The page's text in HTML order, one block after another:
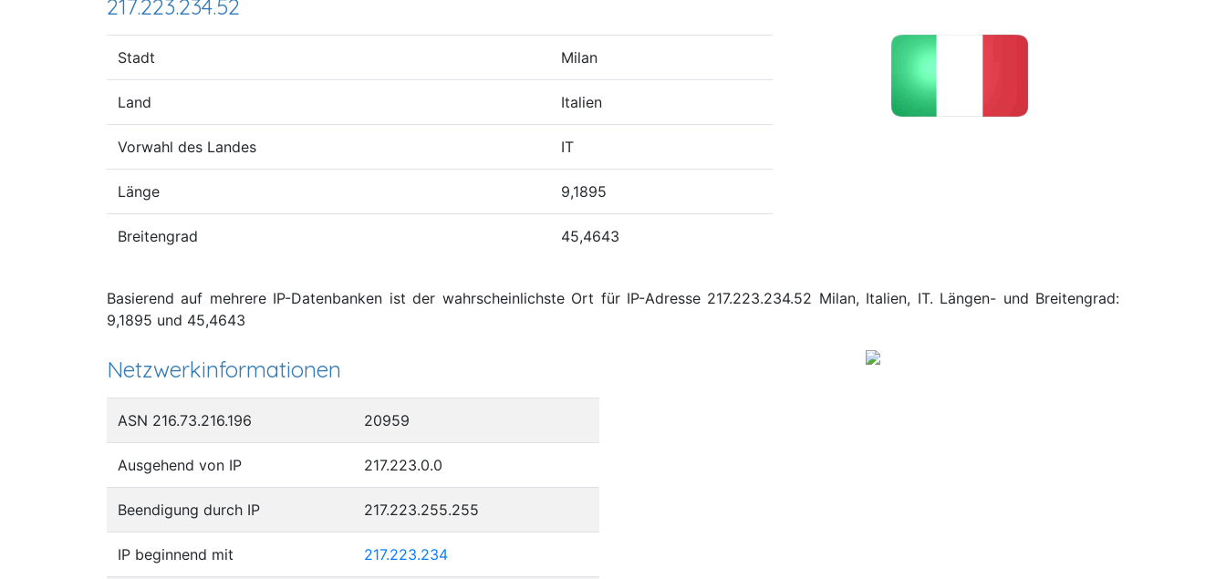
217.223.234.52
Stadt Milan
Land Italien
Vorwahl des Landes IT
Länge 9,1895
Breitengrad 45,4643
Basierend auf mehrere IP-Datenbanken ist der wahrscheinlichste Ort für IP-Adresse 217.223.234.52 Milan, Italien, IT. Längen- und Breitengrad:
9,1895 und 45,4643
Netzwerkinformationen
ASN 216.73.216.196 20959
Ausgehend von IP 217.223.0.0
Beendigung durch IP 217.223.255.255
IP beginnend mit 217.223.234